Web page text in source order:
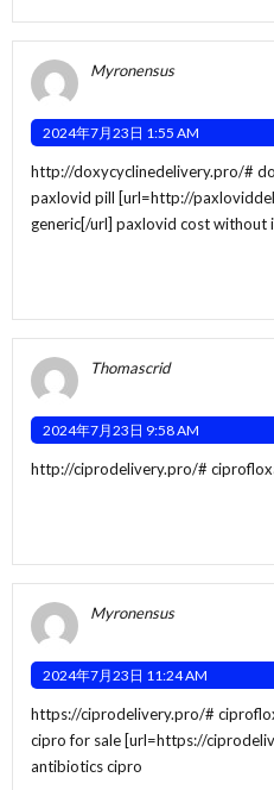
Myronensus
2024年7月23日 1:55 AM
http://doxycyclinedelivery.pro/#
paxlovid pill [url=http://
generic[/url] paxlovid cost without
Thomascrid
2024年7月23日 9:58 AM
http://ciprodelivery.pro/#
Myronensus
2024年7月23日 11:24 AM
https://ciprodelivery.pro/#
cipro for sale [url=https://
antibiotics cipro